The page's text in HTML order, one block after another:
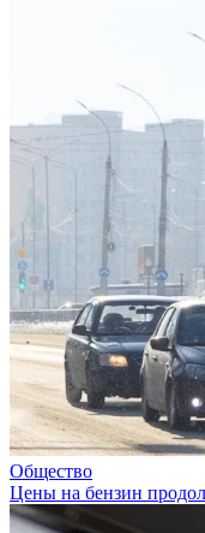
Общество
Цены на бензин